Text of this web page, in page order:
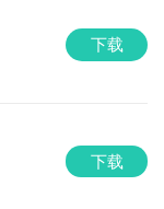
下载
下载